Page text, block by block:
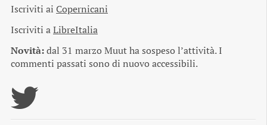
Iscriviti ai Copernicani
Iscriviti aLibreItalia
Novità:dal 31 marzo Muut ha sospeso l’attività. I
commenti passati sono di nuovo accessibili.